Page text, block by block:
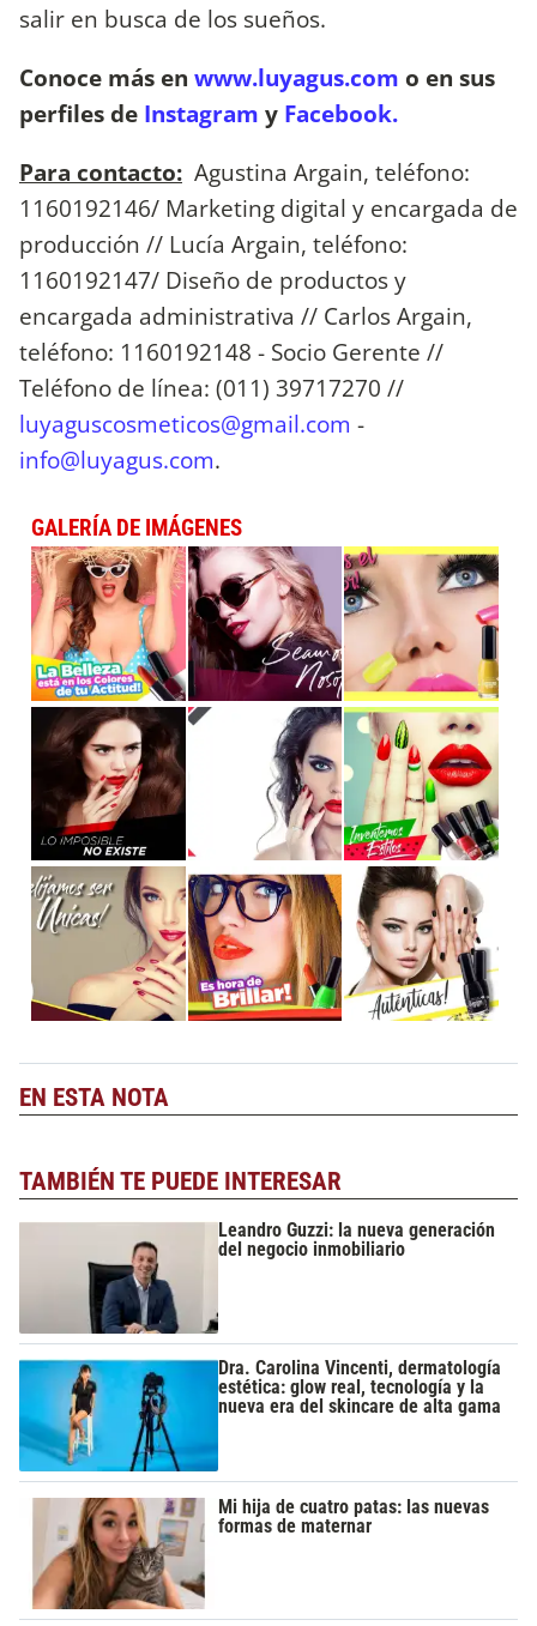
salir en busca de los sueños.
Conoce más en www.luyagus.com o en sus
perfiles de Instagram y Facebook.
Para contacto: Agustina Argain, teléfono:
1160192146/ Marketing digital y encargada de
producción // Lucía Argain, teléfono:
1160192147/ Diseño de productos y
encargada administrativa // Carlos Argain,
teléfono: 1160192148 - Socio Gerente //
Teléfono de línea: (011) 39717270 //
luyaguscosmeticos@gmail.com -
info@luyagus.com.
GALERÍA DE IMÁGENES
EN ESTA NOTA
TAMBIÉN TE PUEDE INTERESAR
Leandro Guzzi: la nueva generación
del negocio inmobiliario
Dra. Carolina Vincenti, dermatología
estética: glow real, tecnología y la
nueva era del skincare de alta gama
Mi hija de cuatro patas: las nuevas
formas de maternar